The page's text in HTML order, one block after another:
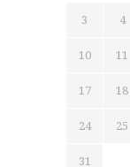
3 4
10 11
17 18
24 25
31